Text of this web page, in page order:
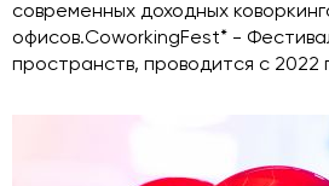
современных доходных
офисов.CoworkingFest* -
пространств, проводится с 2022